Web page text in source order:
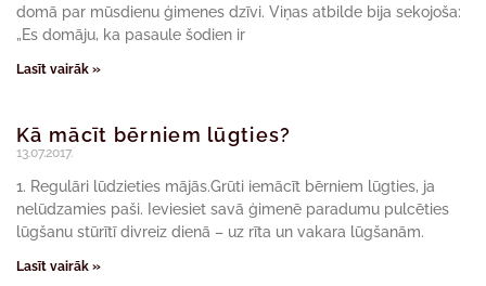
domā par mūsdienu ģimenes dzīvi. Viņas atbilde bija sekojoša:
„Es domāju, ka pasaule šodien ir
Lasīt vairāk »
Kā mācīt bērniem lūgties?
13.07.2017.
1. Regulāri lūdzieties mājās.Grūti iemācīt bērniem lūgties, ja
nelūdzamies paši. Ieviesiet savā ģimenē paradumu pulcēties
lūgšanu stūrītī divreiz dienā – uz rīta un vakara lūgšanām.
Lasīt vairāk »